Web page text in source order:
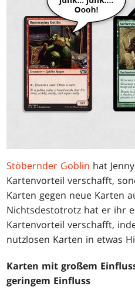
Stöbernder Goblin hat
Kartenvorteil verschafft,
Karten gegen neue Karten
Nichtsdestotrotz hat er ihr
Kartenvorteil verschafft,
nutzlosen Karten in etwas
Karten mit großem
geringem Einfluss